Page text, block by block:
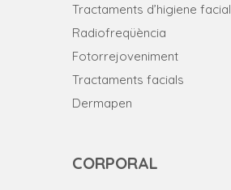
Tractaments d’higiene facial
Radiofreqüència
Fotorrejoveniment
Tractaments facials
Dermapen
CORPORAL